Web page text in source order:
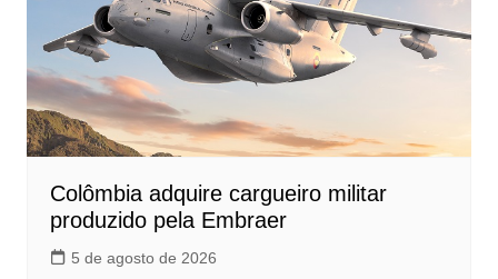
Colômbia adquire cargueiro militar
produzido pela Embraer
5 de agosto de 2026